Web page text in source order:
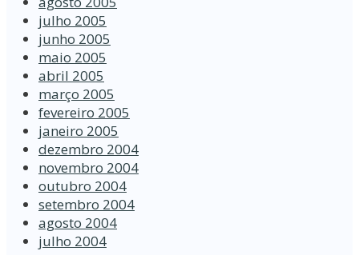
julho 2005
junho 2005
maio 2005
abril 2005
março 2005
fevereiro 2005
janeiro 2005
dezembro 2004
novembro 2004
outubro 2004
setembro 2004
agosto 2004
julho 2004